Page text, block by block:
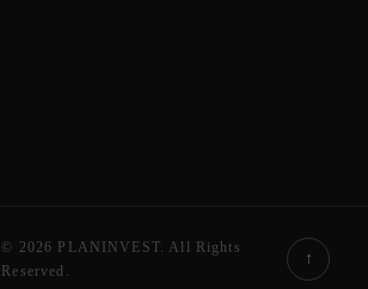
© 2026 PLANINVEST. All Rights
Reserved.
↑